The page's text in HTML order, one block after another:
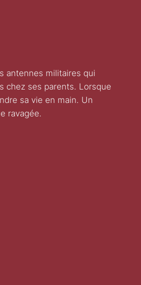
antennes militaires qui
chez ses parents. Lorsque
sa vie en main. Un
ravagée.